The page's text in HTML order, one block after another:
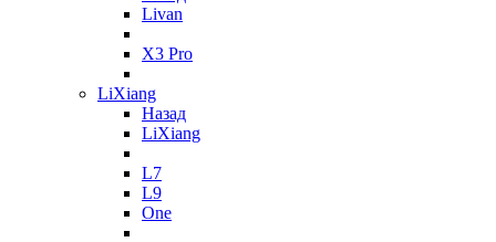
Livan
X3 Pro
LiXiang
Назад
LiXiang
L7
L9
One